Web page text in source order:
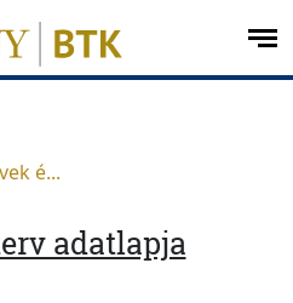
é...
adatlapja